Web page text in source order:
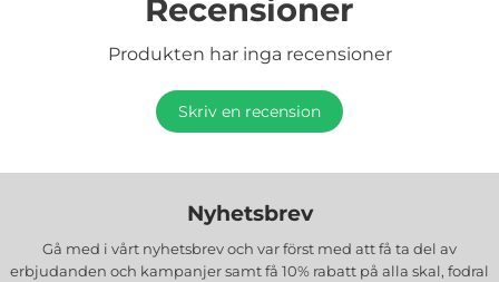
Recensioner
Produkten har inga recensioner
Skriv en recension
Nyhetsbrev
Gå med i vårt nyhetsbrev och var först med att få ta del av
erbjudanden och kampanjer samt få 10% rabatt på alla skal, fodral